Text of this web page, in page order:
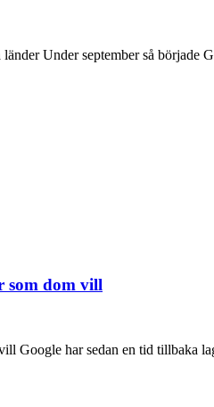
Under september så började
som dom vill
Google har sedan en tid tillbaka